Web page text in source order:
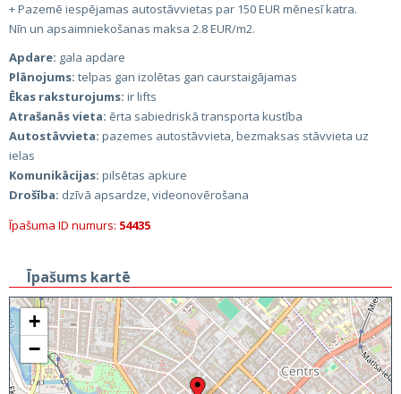
+ Pazemē iespējamas autostāvvietas par 150 EUR mēnesī katra.
Nīn un apsaimniekošanas maksa 2.8 EUR/m2.
Apdare: gala apdare
Plānojums: telpas gan izolētas gan caurstaigājamas
Ēkas raksturojums: ir lifts
Atrašanās vieta: ērta sabiedriskā transporta kustība
Autostāvvieta: pazemes autostāvvieta, bezmaksas stāvvieta uz
ielas
Komunikācijas: pilsētas apkure
Drošība: dzīvā apsardze, videonovērošana
Īpašuma ID numurs: 54435
Īpašums kartē
+
−